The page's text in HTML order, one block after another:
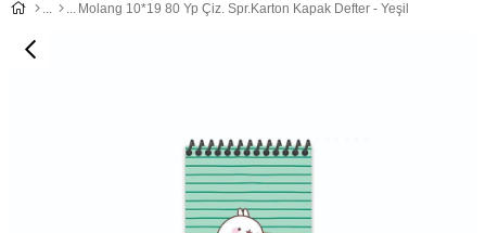
Molang 10*19 80 Yp Çiz. Spr.Karton Kapak Defter - Yeşil